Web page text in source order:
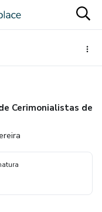
Cerimonialistas de